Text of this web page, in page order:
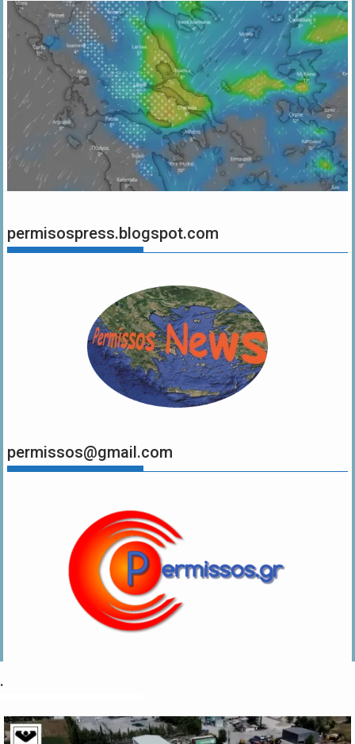
permisospress.blogspot.com
permissos@gmail.com
.